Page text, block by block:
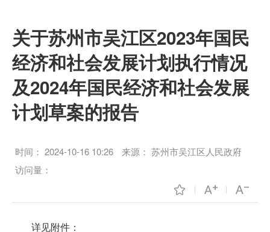
关于苏州市吴江区2023年国民
经济和社会发展计划执行情况
及2024年国民经济和社会发展
计划草案的报告
时间： 2024-10-16 10:26 来源： 苏州市吴江区人民政府
访问量：
详见附件：